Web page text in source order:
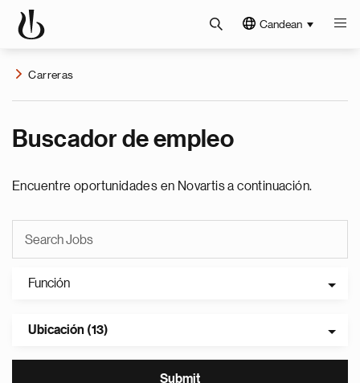
Candean
Carreras
Buscador de empleo
Encuentre oportunidades en Novartis a continuación.
Función
Ubicación (13)